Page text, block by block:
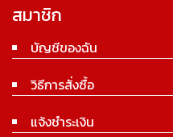
สมาชิก
บัญชีของฉัน
วิธีการสั่งซื้อ
แจ้งชำระเงิน